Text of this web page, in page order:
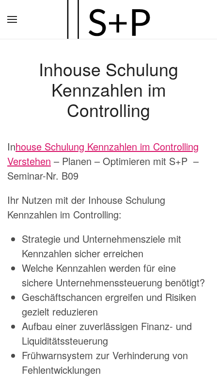
Hauptinhalt
Inhouse Schulung
Kennzahlen im
Controlling
Inhouse Schulung Kennzahlen im Controlling
Verstehen – Planen – Optimieren mit S+P –
Seminar-Nr. B09
Ihr Nutzen mit der Inhouse Schulung
Kennzahlen im Controlling:
Strategie und Unternehmensziele mit
Kennzahlen sicher erreichen
Welche Kennzahlen werden für eine
sichere Unternehmenssteuerung benötigt?
Geschäftschancen ergreifen und Risiken
gezielt reduzieren
Aufbau einer zuverlässigen Finanz- und
Liquiditätssteuerung
Frühwarnsystem zur Verhinderung von
Fehlentwicklungen